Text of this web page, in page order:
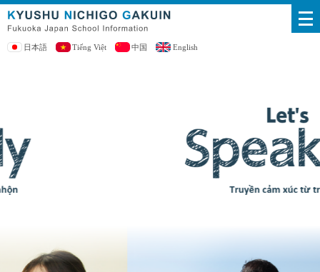
日本語 Tiếng Việt 中国 English